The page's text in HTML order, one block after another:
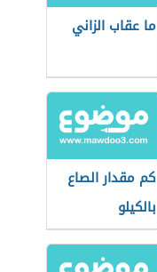
ما عقاب الزاني
كم مقدار الصاع
بالكيلو